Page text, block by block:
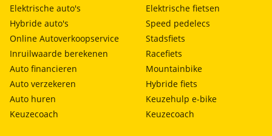
Elektrische auto's
Hybride auto's
Online Autoverkoopservice
Inruilwaarde berekenen
Auto financieren
Auto verzekeren
Auto huren
Keuzecoach
Elektrische fietsen
Speed pedelecs
Stadsfiets
Racefiets
Mountainbike
Hybride fiets
Keuzehulp e-bike
Keuzecoach